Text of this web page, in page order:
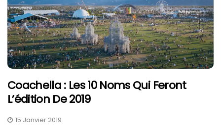
Coachella : Les 10 Noms Qui Feront
L’édition De 2019
15 Janvier 2019